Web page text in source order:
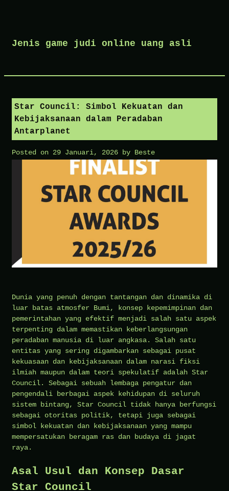
Jenis game judi online uang asli
Star Council: Simbol Kekuatan dan
Kebijaksanaan dalam Peradaban
Antarplanet
Posted on 29 Januari, 2026 by Beste
Dunia yang penuh dengan tantangan dan dinamika di
luar batas atmosfer Bumi, konsep kepemimpinan dan
pemerintahan yang efektif menjadi salah satu aspek
terpenting dalam memastikan keberlangsungan
peradaban manusia di luar angkasa. Salah satu
entitas yang sering digambarkan sebagai pusat
kekuasaan dan kebijaksanaan dalam narasi fiksi
ilmiah maupun dalam teori spekulatif adalah Star
Council. Sebagai sebuah lembaga pengatur dan
pengendali berbagai aspek kehidupan di seluruh
sistem bintang, Star Council tidak hanya berfungsi
sebagai otoritas politik, tetapi juga sebagai
simbol kekuatan dan kebijaksanaan yang mampu
mempersatukan beragam ras dan budaya di jagat
raya.
Asal Usul dan Konsep Dasar
Star Council